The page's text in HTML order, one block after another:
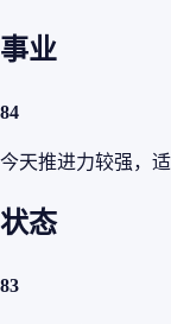
事业
84
今天推进力较强，
状态
83